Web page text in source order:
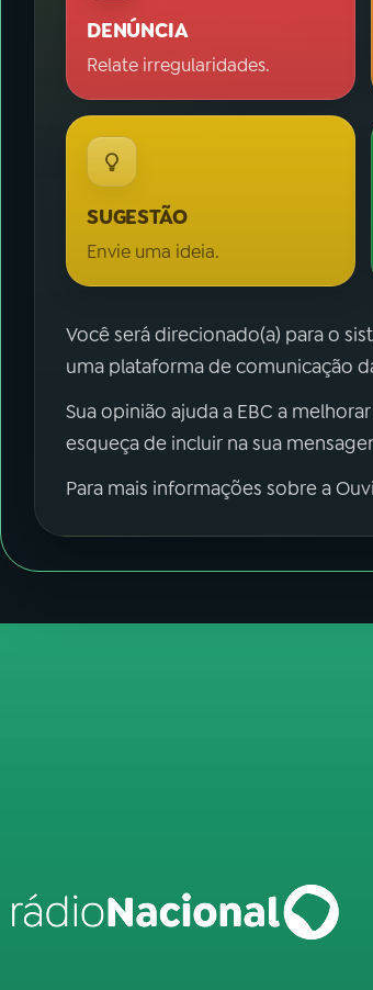
DENÚNCIA
Relate irregularidades.
SUGESTÃO
Envie uma ideia.
Você será direcionado(a) para o
uma plataforma de comunicação
Sua opinião ajuda a EBC a
esqueça de incluir na sua
Para mais informações sobre a